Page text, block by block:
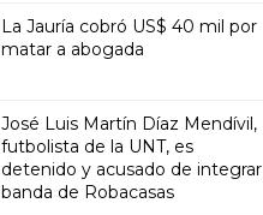
La Jauría cobró US$ 40 mil por
matar a abogada
José Luis Martín Díaz Mendívil,
futbolista de la UNT, es
detenido y acusado de integrar
banda de Robacasas